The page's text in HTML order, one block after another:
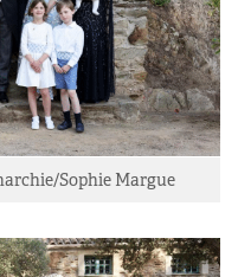
Sophie Margue